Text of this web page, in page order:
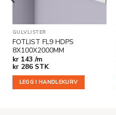
GULVLISTER
FOTLIST FL9 HDPS
8X100X2000MM
kr143 /m
kr286 STK
LEGG I HANDLEKURV